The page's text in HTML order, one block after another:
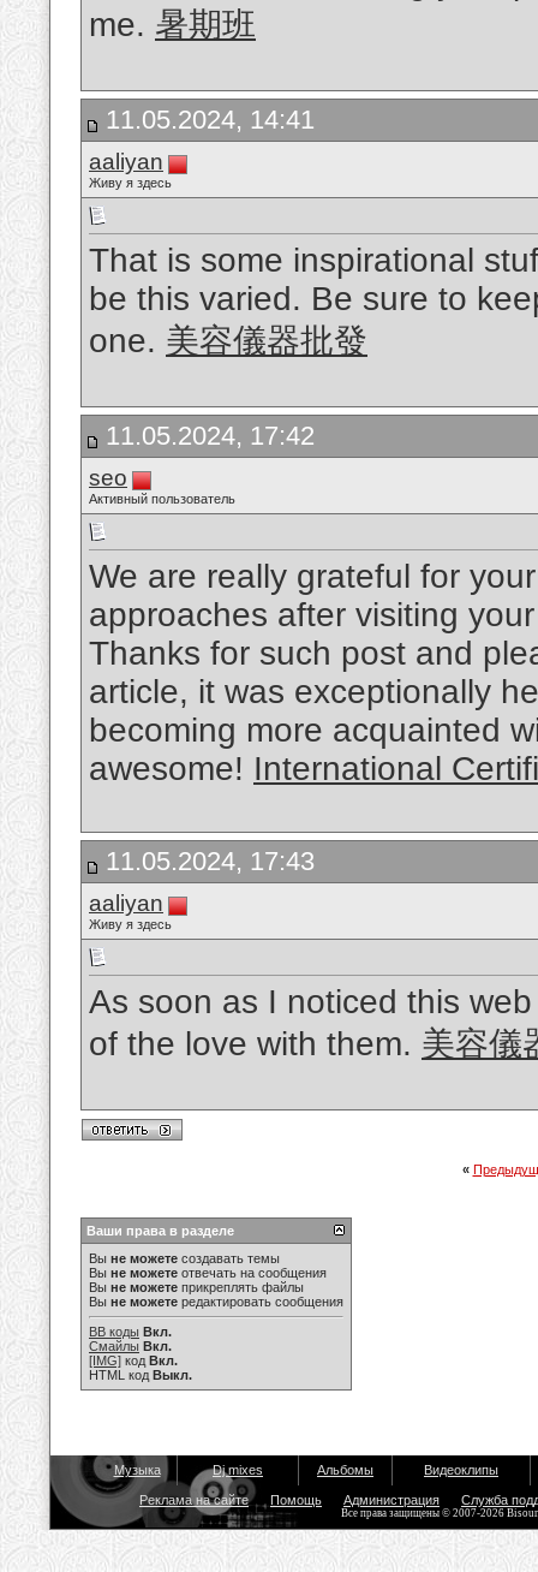
me. 暑期班
11.05.2024, 14:41
aaliyan
Живу я здесь
That is some inspirational
be this varied. Be sure to
one. 美容儀器批發
11.05.2024, 17:42
seo
Активный пользователь
We are really grateful for
approaches after visiting
Thanks for such post and
article, it was exceptionally
becoming more acquainted
awesome! International
11.05.2024, 17:43
aaliyan
Живу я здесь
As soon as I noticed this
of the love with them. 美容儀
«
Ваши права в разделе
Вы не можете создавать темы
Вы не можете отвечать на сообщения
Вы не можете прикреплять файлы
Вы не можете редактировать сообщения
BB коды Вкл.
Смайлы Вкл.
[IMG] код Вкл.
HTML код Выкл.
Музыка Dj mixes Альбомы Видеоклипы
Реклама на сайте Помощь Администрация Служба
Все права защищены © 2007-2026